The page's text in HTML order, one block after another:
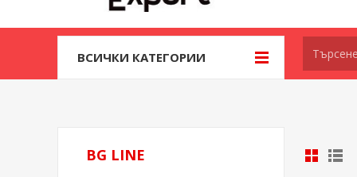
ВСИЧКИ КАТЕГОРИИ
BG LINE